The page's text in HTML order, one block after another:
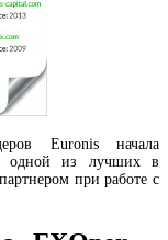
Euronis начала
одной из лучших в
при работе с